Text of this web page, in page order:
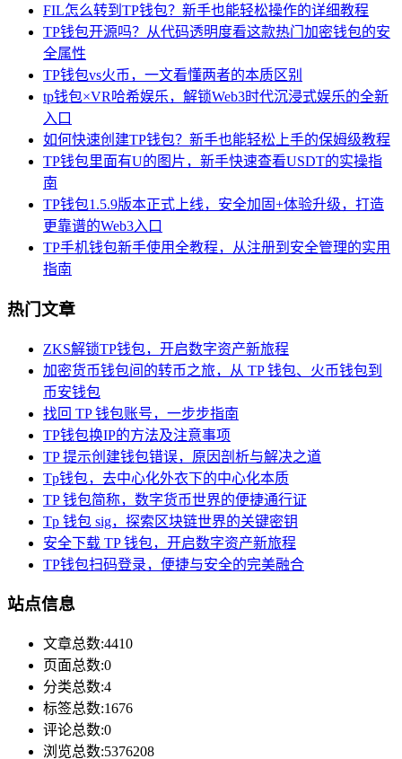
FIL怎么转到TP钱包？新手也能轻松操作的详细教程
TP钱包开源吗？从代码透明度看这款热门加密钱包的安
全属性
TP钱包vs火币，一文看懂两者的本质区别
tp钱包×VR哈希娱乐，解锁Web3时代沉浸式娱乐的全新
入口
如何快速创建TP钱包？新手也能轻松上手的保姆级教程
TP钱包里面有U的图片，新手快速查看USDT的实操指
南
TP钱包1.5.9版本正式上线，安全加固+体验升级，打造
更靠谱的Web3入口
TP手机钱包新手使用全教程，从注册到安全管理的实用
指南
热门文章
ZKS解锁TP钱包，开启数字资产新旅程
加密货币钱包间的转币之旅，从 TP 钱包、火币钱包到
币安钱包
找回 TP 钱包账号，一步步指南
TP钱包换IP的方法及注意事项
TP 提示创建钱包错误，原因剖析与解决之道
Tp钱包，去中心化外衣下的中心化本质
TP 钱包简称，数字货币世界的便捷通行证
Tp 钱包 sig，探索区块链世界的关键密钥
安全下载 TP 钱包，开启数字资产新旅程
TP钱包扫码登录，便捷与安全的完美融合
站点信息
文章总数:4410
页面总数:0
分类总数:4
标签总数:1676
评论总数:0
浏览总数:5376208